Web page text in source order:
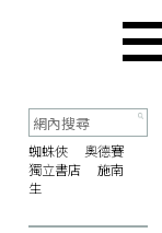
蜘蛛俠
奧德賽
獨立書店
施南
生